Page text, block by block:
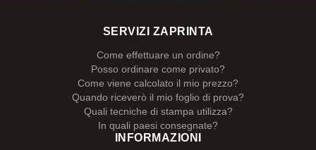
SERVIZI ZAPRINTA
Come effettuare un ordine?
Posso ordinare come privato?
Come viene calcolato il mio prezzo?
Quando riceverò il mio foglio di prova?
Quali tecniche di stampa utilizza?
In quali paesi consegnate?
INFORMAZIONI